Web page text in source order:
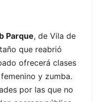
Parque, de Vila de
que reabrió
ofrecerá clases
y zumba.
por las que no